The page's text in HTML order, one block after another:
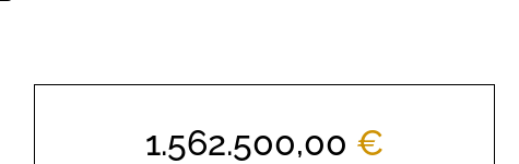
1.562.500,00 €